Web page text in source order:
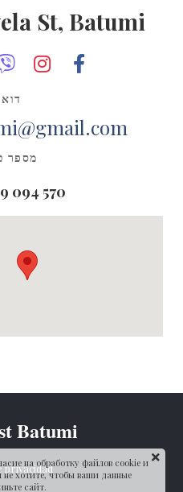
St, Batumi
מספר
094 570
Batumi
privacidad
на обработку файлов cookie и
не хотите, чтобы ваши данные
сайт.